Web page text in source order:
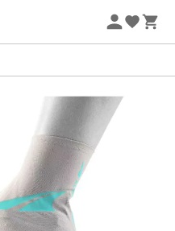
vanaf 2 producten* met